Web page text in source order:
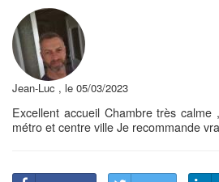
Jean-Luc , le 05/03/2023
Excellent accueil Chambre très
métro et centre ville Je recommande